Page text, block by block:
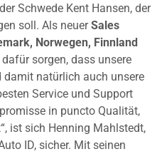
Schwede Kent Hansen, der
soll. Als neuerSales
Norwegen, Finnland
sorgen, dass unsere
damit natürlich auch unsere
Service und Support
in puncto Qualität,
ist sich Henning Mahlstedt,
ID, sicher. Mit seinen